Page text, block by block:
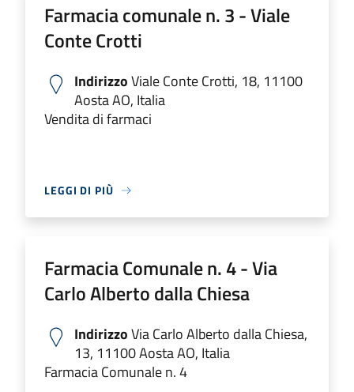
Farmacia comunale n. 3 - Viale
Conte Crotti
IndirizzoViale Conte Crotti, 18, 11100
Aosta AO, Italia
Vendita di farmaci
LEGGI DI PIÙ
Farmacia Comunale n. 4 - Via
Carlo Alberto dalla Chiesa
IndirizzoVia Carlo Alberto dalla Chiesa,
13, 11100 Aosta AO, Italia
Farmacia Comunale n. 4